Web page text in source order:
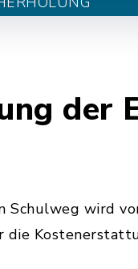
der
Schulweg wird
die